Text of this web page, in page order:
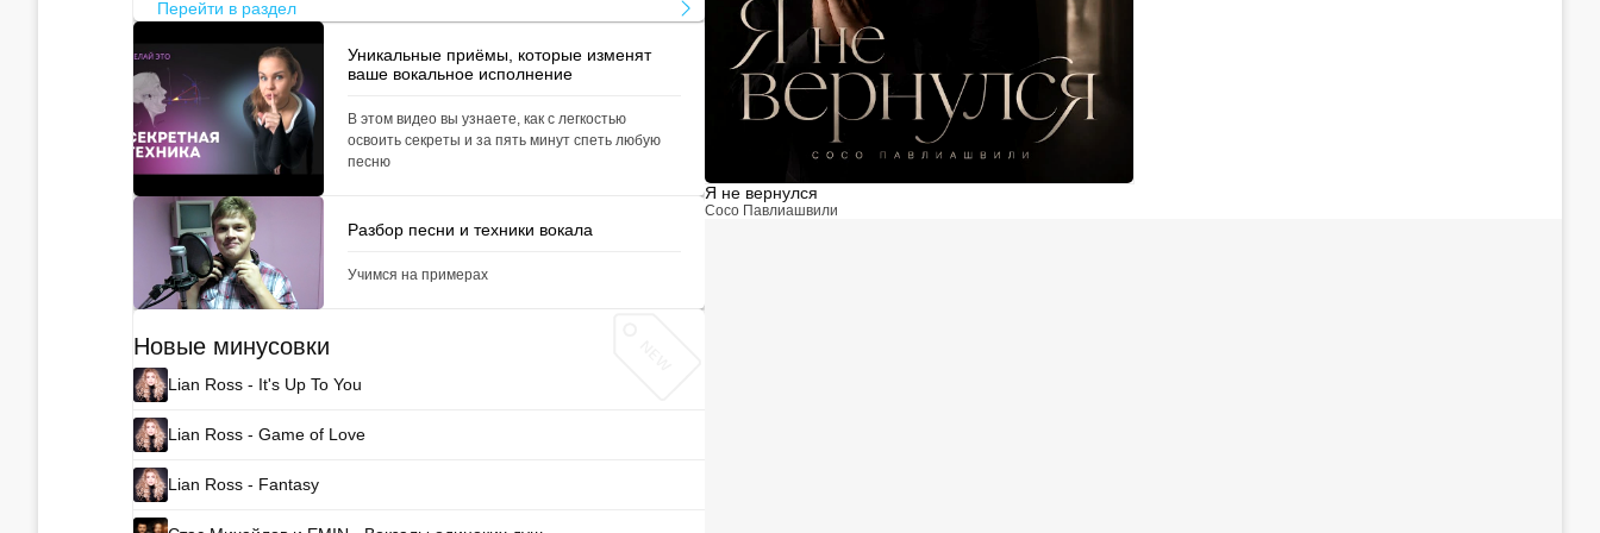
Перейти в раздел
Уникальные приёмы, которые изменят
ваше вокальное исполнение
В этом видео вы узнаете, как с легкостью
освоить секреты и за пять минут спеть любую
песню
Разбор песни и техники вокала
Учимся на примерах
Новые минусовки
Lian Ross - It's Up To You
Lian Ross - Game of Love
Lian Ross - Fantasy
Я не вернулся
Сосо Павлиашвили